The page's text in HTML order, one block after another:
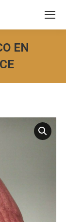
EN
ici :